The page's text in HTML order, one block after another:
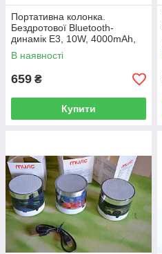
Портативна колонка.
Бездротової Bluetooth-
динамік E3, 10W, 4000mAh,
дистанція-10m, Haki Corton
BOX
В наявності
659 ₴
Купити